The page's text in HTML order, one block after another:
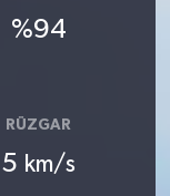
%94
RÜZGAR
5 km/s